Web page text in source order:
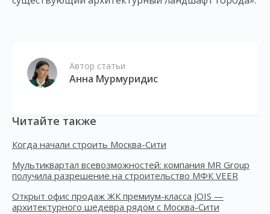
Автор статьи
Анна Мурмуридис
Читайте также
Когда начали строить Москва-Сити
Мультиквартал всевозможностей: компания MR Group
получила разрешение на строительство МФК VEER
Открыт офис продаж ЖК премиум-класса JOIS —
архитектурного шедевра рядом с Москва-Сити